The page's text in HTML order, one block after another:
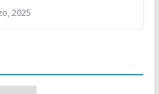
2025